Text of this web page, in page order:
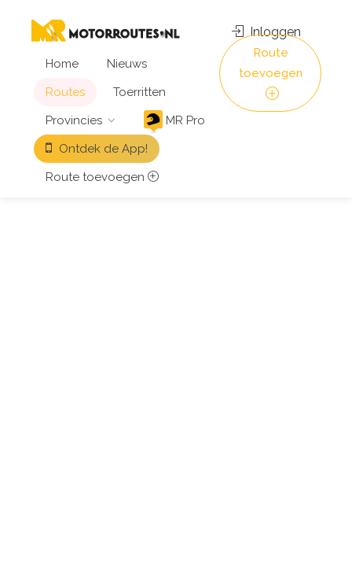
Home
Nieuws
Routes
Toerritten
Provincies
MR Pro
Ontdek de App!
Route toevoegen
Inloggen
Route
toevoegen